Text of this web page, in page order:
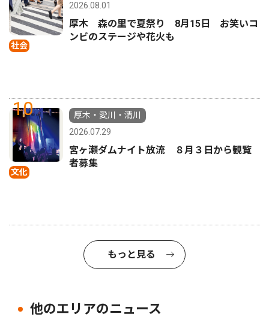
社会
2026.08.01
厚木 森の里で夏祭り 8月15日 お笑いコ
ンビのステージや花火も
10
文化
厚木・愛川・清川
2026.07.29
宮ヶ瀬ダムナイト放流 ８月３日から観覧
者募集
もっと見る
他のエリアのニュース